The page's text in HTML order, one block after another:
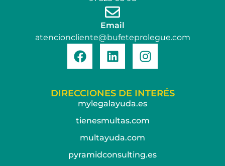
Email
atencioncliente@bufeteprolegue.com
DIRECCIONES DE INTERÉS
mylegalayuda.es
tienesmultas.com
multayuda.com
pyramidconsulting.es